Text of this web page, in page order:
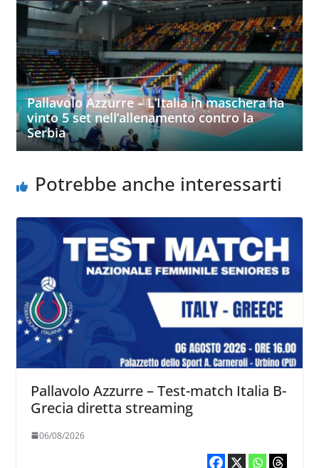
Pallavolo Azzurre – L’Italia in maschera ha
vinto 5 set nell’allenamento contro la
Serbia
Potrebbe anche interessarti
Pallavolo Azzurre – Test-match Italia B-
Grecia diretta streaming
06/08/2026